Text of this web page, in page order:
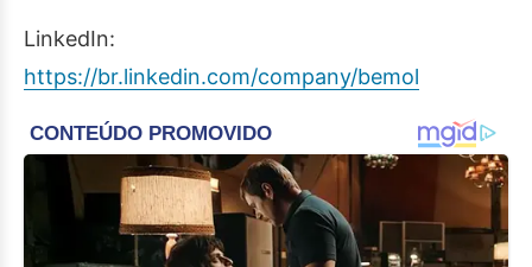
LinkedIn:
https://br.linkedin.com/company/bemol